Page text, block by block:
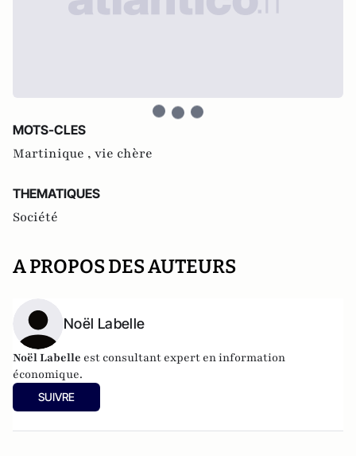
MOTS-CLES
Martinique , vie chère
THEMATIQUES
Société
A PROPOS DES AUTEURS
Noël Labelle
Noël Labelle est consultant expert en information
économique.
SUIVRE